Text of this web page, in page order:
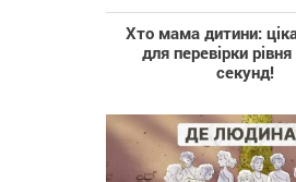
Хто мама дитини:
для перевірки
секунд!